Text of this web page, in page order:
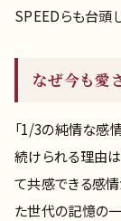
SPEEDらも台頭
なぜ今も愛
「1/3の純情な感
続けられる理由
て共感できる感
た世代の記憶の